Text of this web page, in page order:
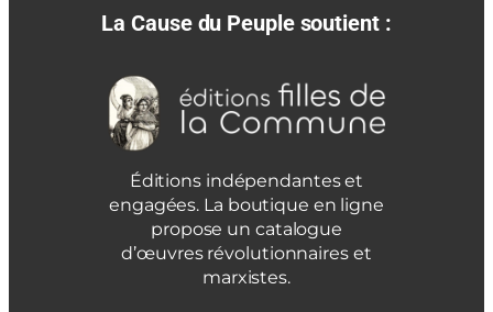
La Cause du Peuple soutient :
Éditions indépendantes et
engagées. La boutique en ligne
propose un catalogue
d’œuvres révolutionnaires et
marxistes.